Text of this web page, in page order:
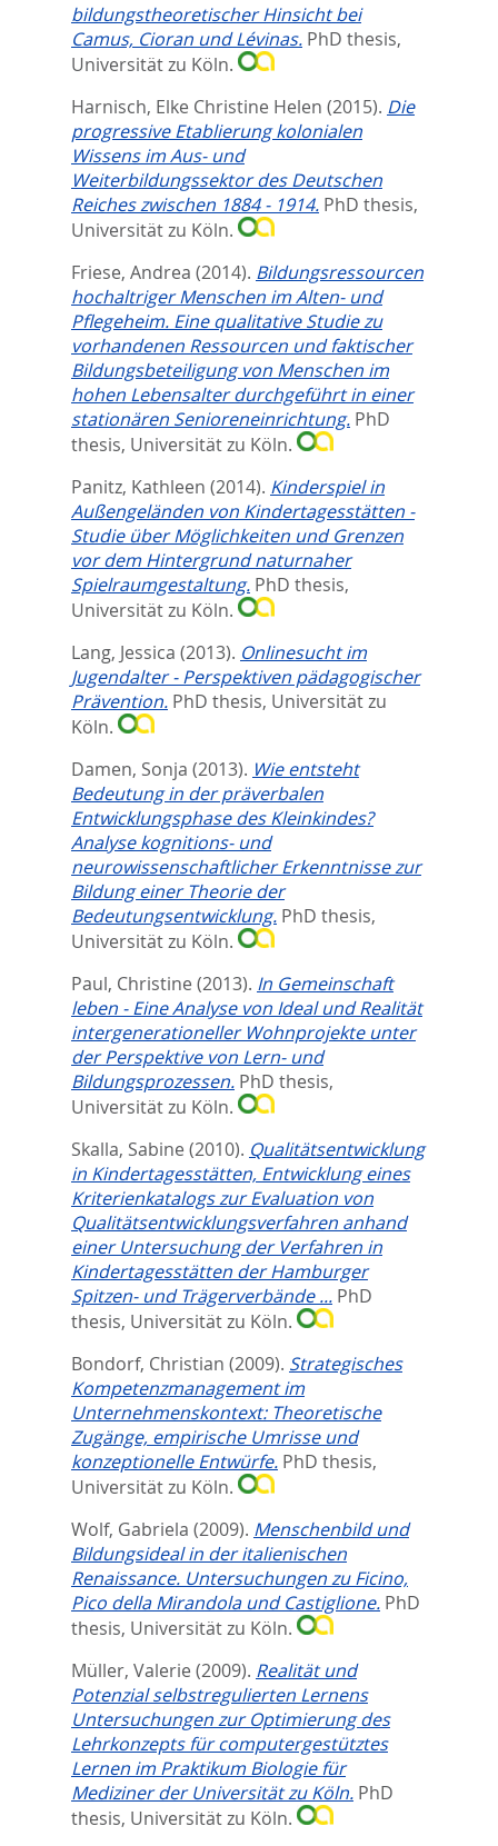
bildungstheoretischer Hinsicht bei
Camus, Cioran und Lévinas. PhD thesis,
Universität zu Köln.
Harnisch, Elke Christine Helen (2015). Die
progressive Etablierung kolonialen
Wissens im Aus- und
Weiterbildungssektor des Deutschen
Reiches zwischen 1884 - 1914. PhD thesis,
Universität zu Köln.
Friese, Andrea (2014). Bildungsressourcen
hochaltriger Menschen im Alten- und
Pflegeheim. Eine qualitative Studie zu
vorhandenen Ressourcen und faktischer
Bildungsbeteiligung von Menschen im
hohen Lebensalter durchgeführt in einer
stationären Senioreneinrichtung. PhD
thesis, Universität zu Köln.
Panitz, Kathleen (2014). Kinderspiel in
Außengeländen von Kindertagesstätten -
Studie über Möglichkeiten und Grenzen
vor dem Hintergrund naturnaher
Spielraumgestaltung. PhD thesis,
Universität zu Köln.
Lang, Jessica (2013). Onlinesucht im
Jugendalter - Perspektiven pädagogischer
Prävention. PhD thesis, Universität zu
Köln.
Damen, Sonja (2013). Wie entsteht
Bedeutung in der präverbalen
Entwicklungsphase des Kleinkindes?
Analyse kognitions- und
neurowissenschaftlicher Erkenntnisse zur
Bildung einer Theorie der
Bedeutungsentwicklung. PhD thesis,
Universität zu Köln.
Paul, Christine (2013). In Gemeinschaft
leben - Eine Analyse von Ideal und Realität
intergenerationeller Wohnprojekte unter
der Perspektive von Lern- und
Bildungsprozessen. PhD thesis,
Universität zu Köln.
Skalla, Sabine (2010). Qualitätsentwicklung
in Kindertagesstätten, Entwicklung eines
Kriterienkatalogs zur Evaluation von
Qualitätsentwicklungsverfahren anhand
einer Untersuchung der Verfahren in
Kindertagesstätten der Hamburger
Spitzen- und Trägerverbände ... PhD
thesis, Universität zu Köln.
Bondorf, Christian (2009). Strategisches
Kompetenzmanagement im
Unternehmenskontext: Theoretische
Zugänge, empirische Umrisse und
konzeptionelle Entwürfe. PhD thesis,
Universität zu Köln.
Wolf, Gabriela (2009). Menschenbild und
Bildungsideal in der italienischen
Renaissance. Untersuchungen zu Ficino,
Pico della Mirandola und Castiglione. PhD
thesis, Universität zu Köln.
Müller, Valerie (2009). Realität und
Potenzial selbstregulierten Lernens
Untersuchungen zur Optimierung des
Lehrkonzepts für computergestütztes
Lernen im Praktikum Biologie für
Mediziner der Universität zu Köln. PhD
thesis, Universität zu Köln.